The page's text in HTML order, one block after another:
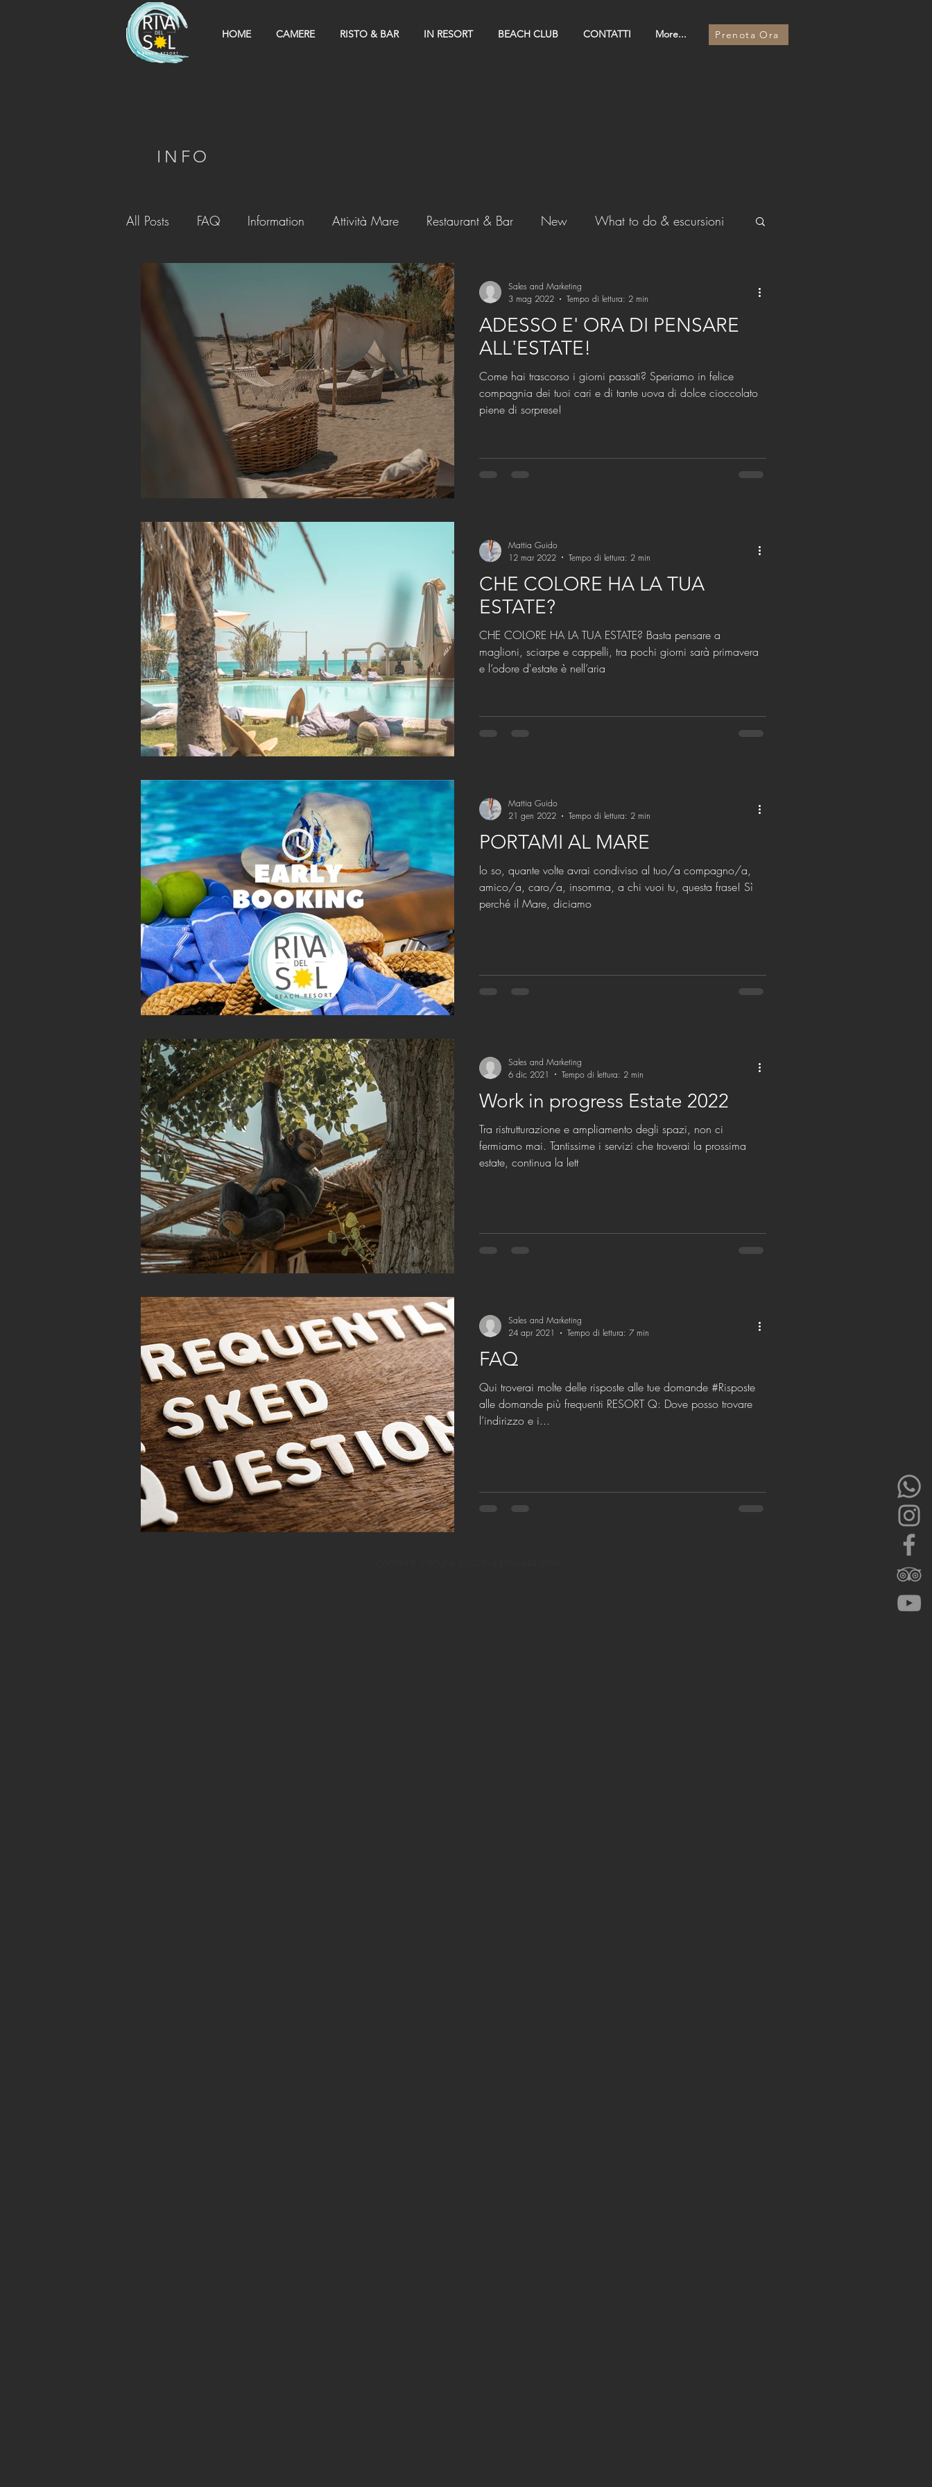
HOME CAMERE RISTO & BAR IN RESORT BEACH CLUB CONTATTI More... Prenota Ora
INFO
All Posts FAQ Information Attività Mare Restaurant & Bar New What to do & escursioni
In Resort
ADESSO E' ORA DI PENSARE
ALL'ESTATE!
Come hai trascorso i giorni passati? Speriamo in felice
compagnia dei tuoi cari e di tante uova di dolce cioccolato
piene di sorprese!
Sales and Marketing
3 mag 2022
Tempo di lettura: 2 min
CHE COLORE HA LA TUA
ESTATE?
CHE COLORE HA LA TUA ESTATE? Basta pensare a
maglioni, sciarpe e cappelli, tra pochi giorni sarà primavera
e l’odore d'estate è nell’aria
Mattia Guido
12 mar 2022
Tempo di lettura: 2 min
PORTAMI AL MARE
lo so, quante volte avrai condiviso al tuo/a compagno/a,
amico/a, caro/a, insomma, a chi vuoi tu, questa frase! Sì
perché il Mare, diciamo
Mattia Guido
21 gen 2022
Tempo di lettura: 2 min
Work in progress Estate 2022
Tra ristrutturazione e ampliamento degli spazi, non ci
fermiamo mai. Tantissime i servizi che troverai la prossima
estate, continua la lett
Sales and Marketing
6 dic 2021
Tempo di lettura: 2 min
FAQ
Qui troverai molte delle risposte alle tue domande #Risposte
alle domande più frequenti RESORT Q: Dove posso trovare
l’indirizzo e i...
Sales and Marketing
24 apr 2021
Tempo di lettura: 7 min